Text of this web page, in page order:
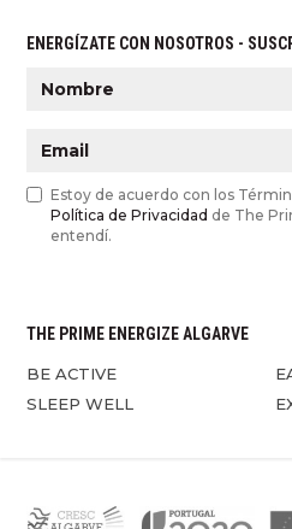
ENERGÍZATE CON NOSOTROS -
Estoy de acuerdo con los
Política de Privacidad de The
entendí.
THE PRIME ENERGIZE ALGARVE
BE ACTIVE
SLEEP WELL